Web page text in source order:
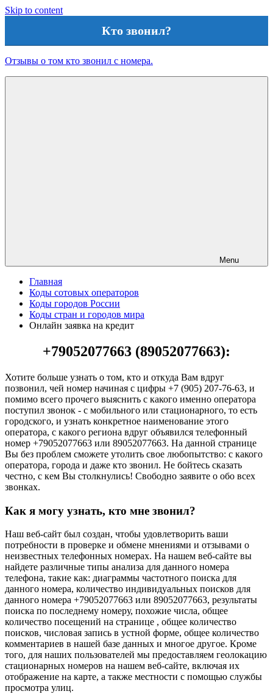
Skip to content
Кто звонил?
Отзывы о том кто звонил с номера.
Menu
Главная
Коды сотовых операторов
Коды городов России
Коды стран и городов мира
Онлайн заявка на кредит
+79052077663 (89052077663):
Хотите больше узнать о том, кто и откуда Вам вдруг
позвонил, чей номер начиная с цифры +7 (905) 207-76-63, и
помимо всего прочего выяснить с какого именно оператора
поступил звонок - с мобильного или стационарного, то есть
городского, и узнать конкретное наименование этого
оператора, с какого региона вдруг объявился телефонный
номер +79052077663 или 89052077663. На данной странице
Вы без проблем сможете утолить свое любопытство: с какого
оператора, города и даже кто звонил. Не бойтесь сказать
честно, с кем Вы столкнулись! Свободно заявите о обо всех
звонках.
Как я могу узнать, кто мне звонил?
Наш веб-сайт был создан, чтобы удовлетворить ваши
потребности в проверке и обмене мнениями и отзывами о
неизвестных телефонных номерах. На нашем веб-сайте вы
найдете различные типы анализа для данного номера
телефона, такие как: диаграммы частотного поиска для
данного номера, количество индивидуальных поисков для
данного номера +79052077663 или 89052077663, результаты
поиска по последнему номеру, похожие числа, общее
количество посещений на странице , общее количество
поисков, числовая запись в устной форме, общее количество
комментариев в нашей базе данных и многое другое. Кроме
того, для наших пользователей мы предоставляем геолокацию
стационарных номеров на нашем веб-сайте, включая их
отображение на карте, а также местности с помощью службы
просмотра улиц.